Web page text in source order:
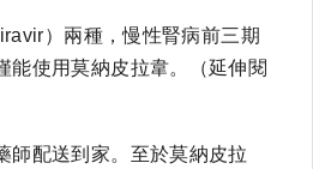
）兩種，慢性腎病前三期
能使用莫納皮拉韋。（延伸閱
師配送到家。至於莫納皮拉